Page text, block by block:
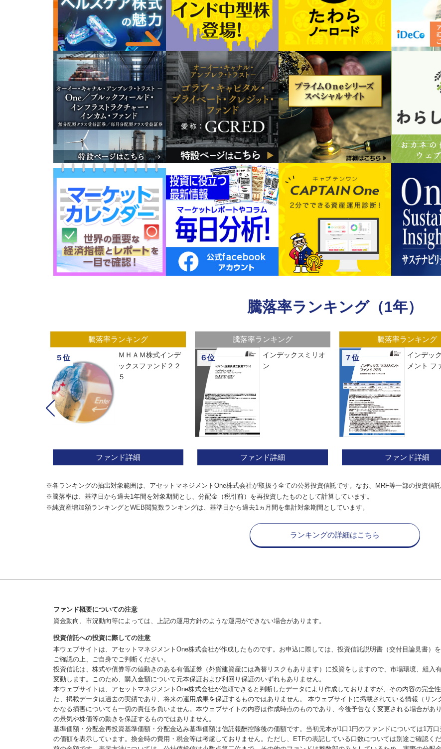
騰落率ランキング（1年）
騰落率ランキング
５位
ＭＨＡＭ株式インデ
ックスファンド２２
５
ファンド詳細
騰落率ランキング
６位
インデックスミリオ
ン
ファンド詳細
騰落率ランキング
７位
インデッ
メント フ
ファンド詳細
※各ランキングの抽出対象範囲は、アセットマネジメントOne株式会社が取扱う全ての公募投資信託です。なお、MRF等一部の投資信託
※騰落率は、基準日から過去1年間を対象期間とし、分配金（税引前）を再投資したものとして計算しています。
※純資産増加額ランキングとWEB閲覧数ランキングは、基準日から過去1ヵ月間を集計対象期間としています。
ランキングの詳細はこちら
ファンド概要についての注意
資金動向、市況動向等によっては、上記の運用方針のような運用ができない場合があります。
投資信託への投資に際しての注意
本ウェブサイトは、アセットマネジメントOne株式会社が作成したものです。お申込に際しては、投資信託説明書（交付目論見書）
ご確認の上、ご自身でご判断ください。
投資信託は、株式や債券等の値動きのある有価証券（外貨建資産には為替リスクもあります）に投資をしますので、市場環境、組入
変動します。このため、購入金額について元本保証および利回り保証のいずれもありません。
本ウェブサイトは、アセットマネジメントOne株式会社が信頼できると判断したデータにより作成しておりますが、その内容の完全
た、掲載データは過去の実績であり、将来の運用成果を保証するものではありません。 本ウェブサイトに掲載されている情報（リ
かなる損害についても一切の責任を負いません。本ウェブサイトの内容は作成時点のものであり、今後予告なく変更される場合があ
の景気や株価等の動きを保証するものではありません。
基準価額・分配金再投資基準価額・分配金込み基準価額は信託報酬控除後の価額です。当初元本が1口1円のファンドについては1万
の価額を表示しています。換金時の費用・税金等は考慮しておりません。ただし、ETFの表記している口数については別途ご確認く